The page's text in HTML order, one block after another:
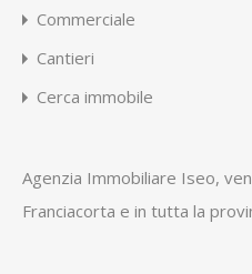
Commerciale
Cantieri
Cerca immobile
Agenzia Immobiliare Iseo,
Franciacorta e in tutta la